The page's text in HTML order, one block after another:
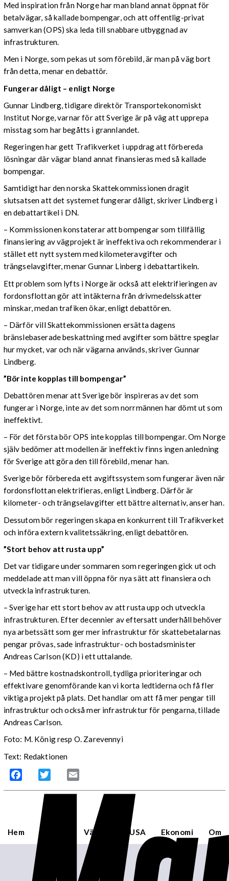
Med inspiration från Norge har man bland annat öppnat för
betalvägar, så kallade bompengar, och att offentlig-privat
samverkan (OPS) ska leda till snabbare utbyggnad av
infrastrukturen.
Men i Norge, som pekas ut som förebild, är man på väg bort
från detta, menar en debattör.
Fungerar dåligt – enligt Norge
Gunnar Lindberg, tidigare direktör Transportekonomiskt
Institut Norge, varnar för att Sverige är på väg att upprepa
misstag som har begåtts i grannlandet.
Regeringen har gett Trafikverket i uppdrag att förbereda
lösningar där vägar bland annat finansieras med så kallade
bompengar.
Samtidigt har den norska Skattekommissionen dragit
slutsatsen att det systemet fungerar dåligt, skriver Lindberg i
en debattartikel i DN.
– Kommissionen konstaterar att bompengar som tillfällig
finansiering av vägprojekt är ineffektiva och rekommenderar i
stället ett nytt system med kilometeravgifter och
trängselavgifter, menar Gunnar Linberg i debattartikeln.
Ett problem som lyfts i Norge är också att elektrifieringen av
fordonsflottan gör att intäkterna från drivmedelsskatter
minskar, medan trafiken ökar, enligt debattören.
– Därför vill Skattekommissionen ersätta dagens
bränslebaserade beskattning med avgifter som bättre speglar
hur mycket, var och när vägarna används, skriver Gunnar
Lindberg.
”Bör inte kopplas till bompengar”
Debattören menar att Sverige bör inspireras av det som
fungerar i Norge, inte av det som norrmännen har dömt ut som
ineffektivt.
– För det första bör OPS inte kopplas till bompengar. Om Norge
själv bedömer att modellen är ineffektiv finns ingen anledning
för Sverige att göra den till förebild, menar han.
Sverige bör förbereda ett avgiftssystem som fungerar även när
fordonsflottan elektrifieras, enligt Lindberg. Därför är
kilometer- och trängselavgifter ett bättre alternativ, anser han.
Dessutom bör regeringen skapa en konkurrent till Trafikverket
och införa extern kvalitetssäkring, enligt debattören.
”Stort behov att rusta upp”
Det var tidigare under sommaren som regeringen gick ut och
meddelade att man vill öppna för nya sätt att finansiera och
utveckla infrastrukturen.
– Sverige har ett stort behov av att rusta upp och utveckla
infrastrukturen. Efter decennier av eftersatt underhåll behöver
nya arbetssätt som ger mer infrastruktur för skattebetalarnas
pengar prövas, sade infrastruktur- och bostadsminister
Andreas Carlson (KD) i ett uttalande.
– Med bättre kostnadskontroll, tydliga prioriteringar och
effektivare genomförande kan vi korta ledtiderna och få fler
viktiga projekt på plats. Det handlar om att få mer pengar till
infrastruktur och också mer infrastruktur för pengarna, tillade
Andreas Carlson.
Foto: M. König resp O. Zarevennyi
Text: Redaktionen
Facebook Twitter
Hem Världen USA Ekonomi Om